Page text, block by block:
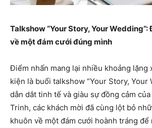
Talkshow “Your Story, Your
về một đám cưới đúng mình
Điểm nhấn mang lại nhiều khoảng lặng
kiện là buổi talkshow “Your Story, Your
dẫn dắt tinh tế và giàu sự đồng cảm
Trinh, các khách mời đã cùng lột bỏ
khuôn về một đám cưới hoành tráng để